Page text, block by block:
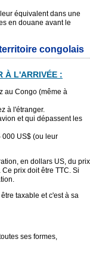
équivalent dans une
en douane avant le
congolais
À L'ARRIVÉE :
au Congo (même à
à l'étranger.
et qui dépassent les
000 US$ (ou leur
en dollars US, du prix
prix doit être TTC. Si
taxable et c'est à sa
ses formes,